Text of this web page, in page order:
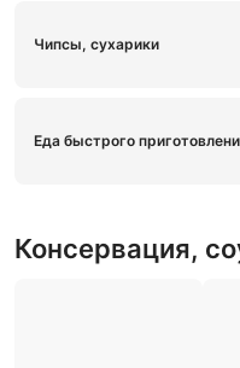
Чипсы, сухарики
Еда быстрого
Консервация,